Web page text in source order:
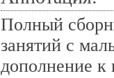
Полный
занятий с
дополнение к